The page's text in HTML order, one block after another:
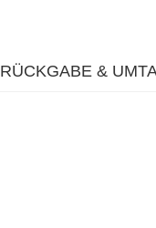
RÜCKGABE &